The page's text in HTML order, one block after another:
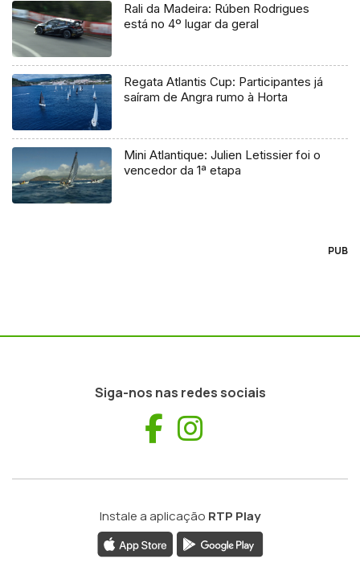
Rali da Madeira: Rúben Rodrigues
está no 4º lugar da geral
Regata Atlantis Cup: Participantes já
saíram de Angra rumo à Horta
Mini Atlantique: Julien Letissier foi o
vencedor da 1ª etapa
PUB
Siga-nos nas redes sociais
Facebook
Instale a aplicação RTP Play